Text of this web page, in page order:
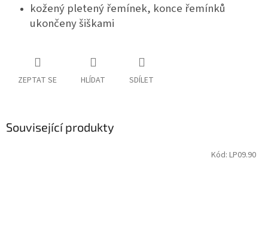
kožený pletený řemínek, konce řemínků
ukončeny šiškami
ZEPTAT SE HLÍDAT SDÍLET
Související produkty
Kód: LP09.90